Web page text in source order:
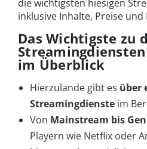
die wichtigsten hiesigen
inklusive Inhalte, Preise
Das Wichtigste zu
im Überblick
Hierzulande gibt es über
Streamingdienste im
Von Mainstream bis
Playern wie Netflix oder